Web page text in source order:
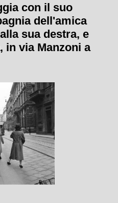
con il suo
dell'amica
sua destra, e
in via Manzoni a